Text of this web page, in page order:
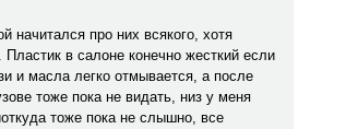
начитался про них всякого, хотя
в салоне конечно жесткий если
и масла легко отмывается, а после
тоже пока не видать, низ у меня
тоже пока не слышно, все